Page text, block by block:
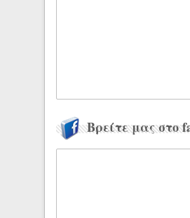
Βρείτε μας στο